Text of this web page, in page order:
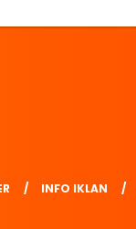
INFO IKLAN